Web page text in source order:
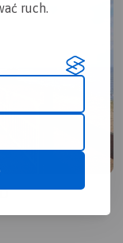
ruch.